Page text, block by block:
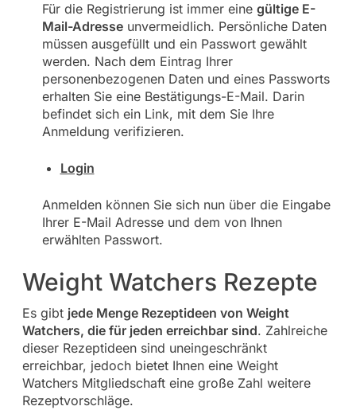
Für die Registrierung ist immer eine gültige E-
Mail-Adresseunvermeidlich. Persönliche Daten
müssen ausgefüllt und ein Passwort gewählt
werden. Nach dem Eintrag Ihrer
personenbezogenen Daten und eines Passworts
erhalten Sie eine Bestätigungs-E-Mail. Darin
befindet sich ein Link, mit dem Sie Ihre
Anmeldung verifizieren.
Login
Anmelden können Sie sich nun über die Eingabe
Ihrer E-Mail Adresse und dem von Ihnen
erwählten Passwort.
Weight Watchers Rezepte
Es gibt jede Menge Rezeptideen von Weight
Watchers, die für jeden erreichbar sind. Zahlreiche
dieser Rezeptideen sind uneingeschränkt
erreichbar, jedoch bietet Ihnen eine Weight
Watchers Mitgliedschaft eine große Zahl weitere
Rezeptvorschläge.